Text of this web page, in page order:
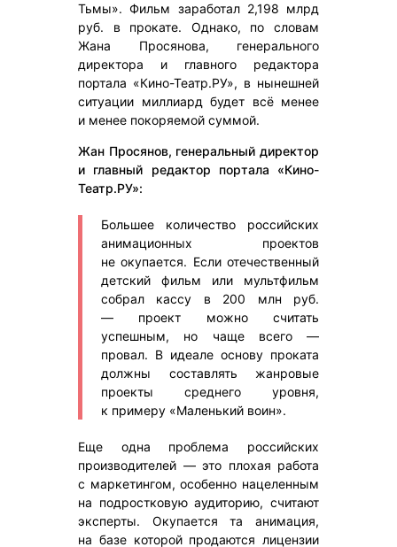
Тьмы». Фильм заработал 2,198 млрд
руб. в прокате. Однако, по словам
Жана Просянова, генерального
директора и главного редактора
портала «Кино-Театр.РУ», в нынешней
ситуации миллиард будет всё менее
и менее покоряемой суммой.
Жан Просянов, генеральный директор
и главный редактор портала «Кино-
Театр.РУ»:
Большее количество российских
анимационных проектов
не окупается. Если отечественный
детский фильм или мультфильм
собрал кассу в 200 млн руб.
— проект можно считать
успешным, но чаще всего —
провал. В идеале основу проката
должны составлять жанровые
проекты среднего уровня,
к примеру «Маленький воин».
Еще одна проблема российских
производителей — это плохая работа
с маркетингом, особенно нацеленным
на подростковую аудиторию, считают
эксперты. Окупается та анимация,
на базе которой продаются лицензии